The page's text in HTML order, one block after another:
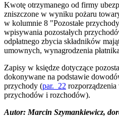
Kwotę otrzymanego od firmy
zniszczone w wyniku pożaru
w kolumnie 8 "Pozostałe
wpisywania pozostałych
odpłatnego zbycia składników
umownych, wynagrodzenia
Zapisy w księdze dotyczące
dokonywane na podstawie
przychody (par. 22
przychodów i rozchodów).
Autor: Marcin Szymankiewicz,